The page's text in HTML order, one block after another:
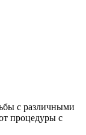
с различными
процедуры с